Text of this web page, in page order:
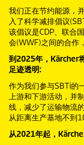
我们正在节约能源，
入了科学减排倡议
该倡议是CDP、联合
会(WWF)之间的合作
到2025年，Kärcher
足迹透明:
作为我们参与SBTi的
上游和下游活动，并
线，减少了运输物流
从距离生产基地不到
从2021年起，